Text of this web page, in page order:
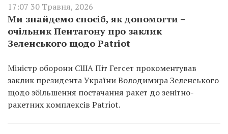
17:07 30 Травня, 2026
Ми знайдемо спосіб, як допомогти –
очільник Пентагону про заклик
Зеленського щодо Patriot
Міністр оборони США Піт Гегсет прокоментував
заклик президента України Володимира Зеленського
щодо збільшення постачання ракет до зенітно-
ракетних комплексів Patriot.